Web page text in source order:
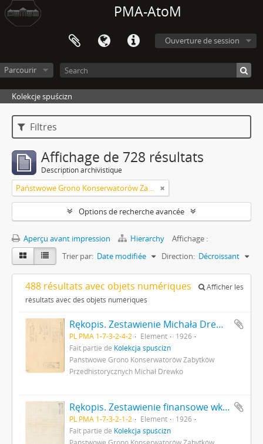
PMA-AtoM
Ouverture de session
Parcourir
Kolekcje spuścizn
Filtres
Affichage de 728 résultats
Description archivistique
Państwowe Grono Konserwatorów Zabytków Przedhistorycznych Michał Drewko
Options de recherche avancée
Aperçu avant impression Hierarchy
Affichage :
Trier par: Date modifiée Direction: Décroissant
488 résultats avec objets numériques
Afficher les
résultats avec des objets numériques
Rękopis. Zestawienie Michała Drewko - rachunek kosztów podróży z Warszawy do Osiecka w lipcu 1926 r. s. 1: strona z pieczątką Działu Dokumentacji PMA
PL PMA 1-7-3-2-4-2 Element
1926
Fait partie de Kolekcja spuścizn
Państwowe Grono Konserwatorów Zabytków
Przedhistorycznych Michał Drewko
Rękopis. Zestawienie finansowe wkładu konserwatora Ludwika Sawickiego na badania wykopaliskowe Gródku pow. Równe w 1926 r. s. 2: strona z pieczątką Działu Dokumentacji PMA
PL PMA 1-7-3-2-1-2 Element
1926
Fait partie de Kolekcja spuścizn